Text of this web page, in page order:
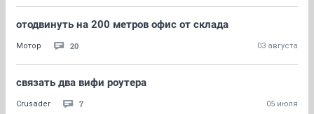
отодвинуть на 200 метров офис от склада
Мотор 20 03 августа
связать два вифи роутера
Crusader 7 05 июля